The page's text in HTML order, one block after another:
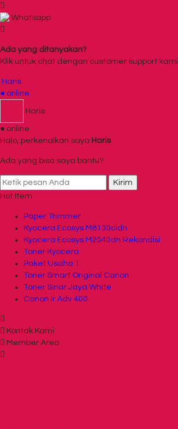
Whatsapp
Ada yang ditanyakan?
Klik untuk chat dengan customer support kami
Haris
● online
Haris
● online
Halo, perkenalkan saya Haris
Ada yang bisa saya bantu?
Kirim
Hot Item
Paper Trimmer
Kyocera Ecosys M8130cidn
Kyocera Ecosys M2040dn Rekondisi
Toner Kyocera
Paket Usaha 1
Toner Smart Original Canon
Toner Sinar Jaya White
Canon Ir Adv 400
Kontak Kami
Member Area